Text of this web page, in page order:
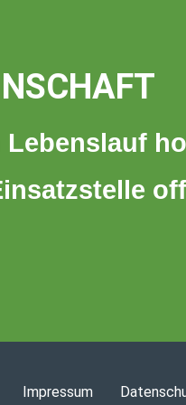
Lebenslauf
Impressum